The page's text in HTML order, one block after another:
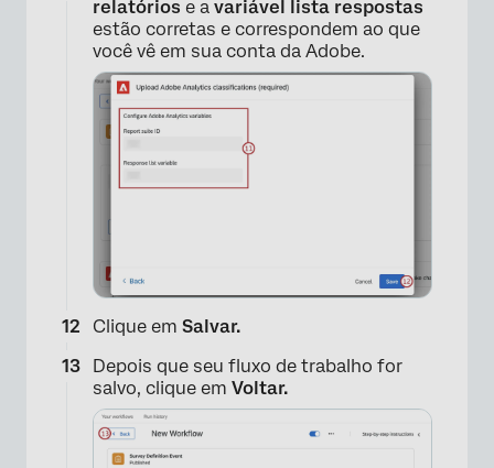
relatórios e a variável lista respostas
estão corretas e correspondem ao que
você vê em sua conta da Adobe.
Clique em Salvar.
Depois que seu fluxo de trabalho for
salvo, clique em Voltar.